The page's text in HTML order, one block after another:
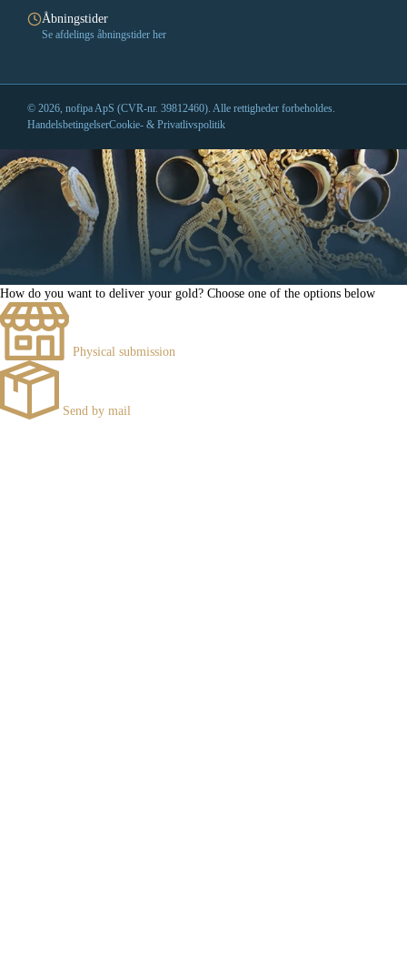
Åbningstider
Se afdelings åbningstider her
© 2026, nofipa ApS (CVR-nr. 39812460). Alle rettigheder forbeholdes.
HandelsbetingelserCookie- & Privatlivspolitik
How do you want to deliver your gold? Choose one of the options below
Physical submission
Send by mail